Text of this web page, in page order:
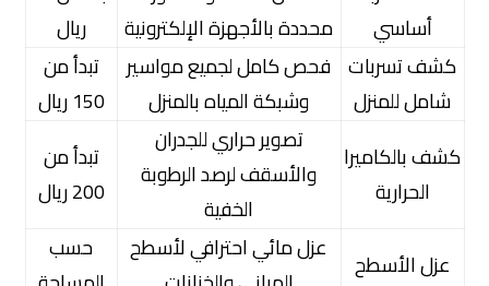
أساسي
محددة بالأجهزة الإلكترونية
ريال
كشف تسربات
شامل للمنزل
فحص كامل لجميع مواسير
وشبكة المياه بالمنزل
تبدأ من
150 ريال
كشف بالكاميرا
الحرارية
تصوير حراري للجدران
والأسقف لرصد الرطوبة
الخفية
تبدأ من
200 ريال
عزل الأسطح
عزل مائي احترافي لأسطح
حسب